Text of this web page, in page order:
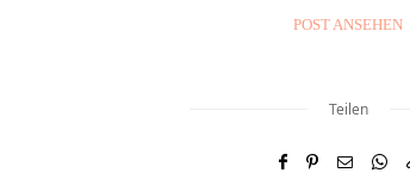
POST ANSEHEN
Teilen